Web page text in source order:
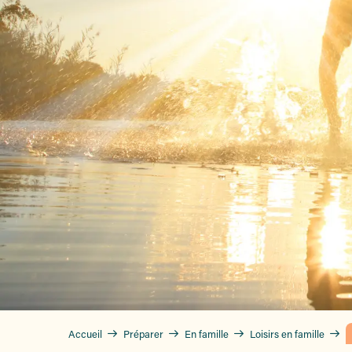
Accueil Préparer En famille Loisirs en famille